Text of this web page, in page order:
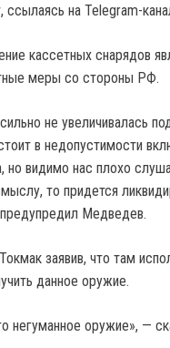
, ссылаясь на Telegram-
кассетных снарядов
меры со стороны РФ.
не увеличивалась
в недопустимости
но видимо нас плохо
то придется
Медведев.
заявив, что там
данное оружие.
оружие», —